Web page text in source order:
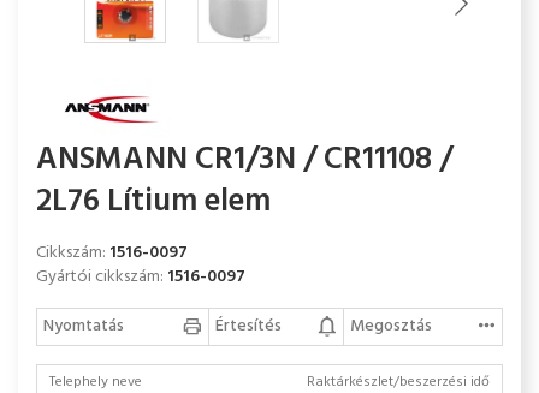
ANSMANN CR1/3N / CR11108 /
2L76 Lítium elem
Cikkszám: 1516-0097
Gyártói cikkszám: 1516-0097
Nyomtatás
Értesítés Megosztás
Telephely neve Raktárkészlet/beszerzési idő